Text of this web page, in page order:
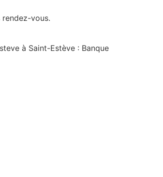
rendez-vous.
à Saint-Estève : Banque